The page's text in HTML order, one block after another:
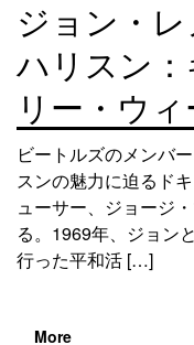
ジョン・レ
ハリスン：
リー・ウィ
ビートルズのメンバ
スンの魅力に迫るド
ューサー、ジョージ
る。1969年、ジョン
行った平和活 […]
More